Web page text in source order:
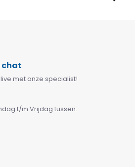
chat
met onze specialist!
t/m Vrijdag tussen: